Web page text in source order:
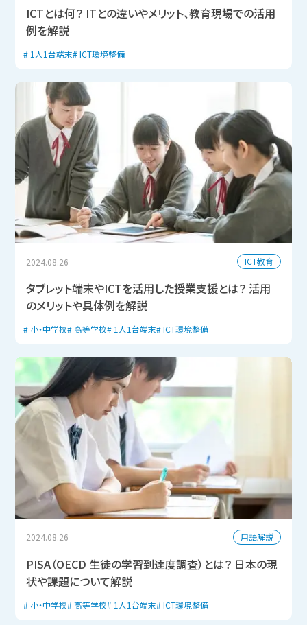
ICTとは何？ ITとの違いやメリット、教育現場での活用
例を解説
1人1台端末 ICT環境整備
2024.08.26 ICT教育
タブレット端末やICTを活用した授業支援とは？ 活用
のメリットや具体例を解説
小・中学校 高等学校 1人1台端末 ICT環境整備
2024.08.26 用語解説
PISA（OECD 生徒の学習到達度調査）とは？ 日本の現
状や課題について解説
小・中学校 高等学校 1人1台端末 ICT環境整備